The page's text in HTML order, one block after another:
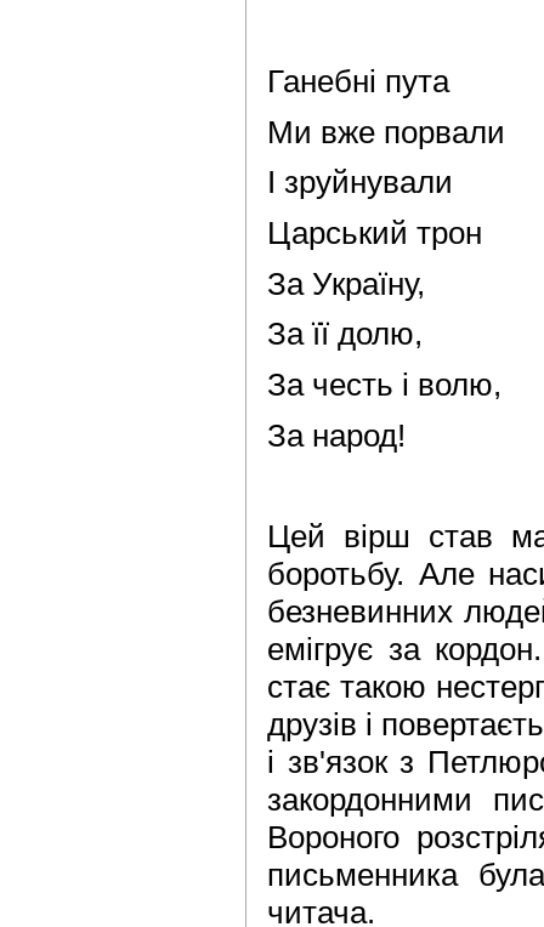
Ганебні пута
Ми вже порвали
І зруйнували
Царський трон
За Україну,
За її долю,
За честь і волю,
За народ!
Цей вірш став
боротьбу. Але
безневинних
емігрує за
стає такою
друзів і
і зв'язок з
закордонними
Вороного
письменника
читача.